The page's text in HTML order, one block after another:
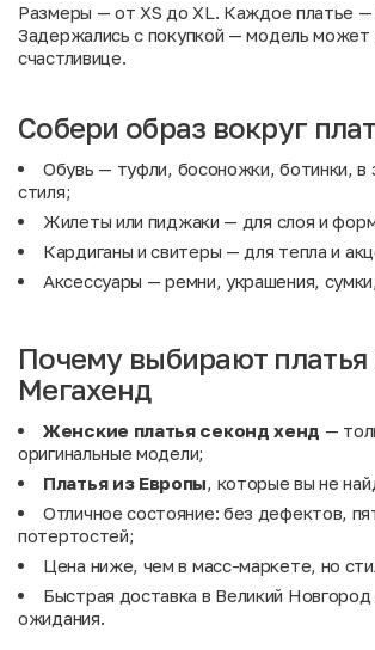
Размеры — от XS до XL. Каждое платье —
Задержались с покупкой — модель может
счастливице.
Собери образ вокруг
Обувь — туфли, босоножки, ботинки, в
стиля;
Жилеты или пиджаки — для слоя и
Кардиганы и свитеры — для тепла и
Аксессуары — ремни, украшения,
Почему выбирают платья
Мегахенд
Женские платья секонд хенд —
оригинальные модели;
Платья из Европы, которые вы не
Отличное состояние: без дефектов,
потертостей;
Цена ниже, чем в масс-маркете, но
Быстрая доставка в Великий
ожидания.